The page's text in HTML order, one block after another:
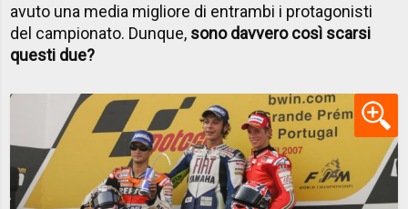
avuto una media migliore di entrambi i protagonisti
del campionato. Dunque, sono davvero così scarsi
questi due?